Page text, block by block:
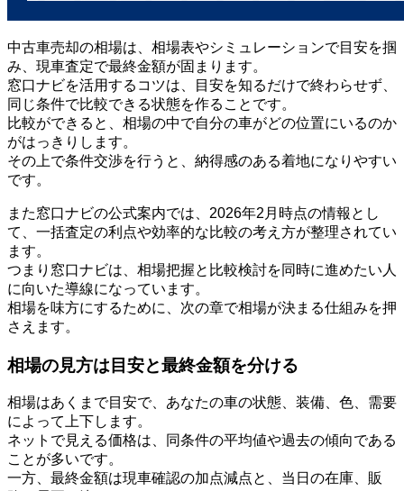
中古車売却の相場は、相場表やシミュレーションで目安を掴
み、現車査定で最終金額が固まります。
窓口ナビを活用するコツは、目安を知るだけで終わらせず、
同じ条件で比較できる状態を作ることです。
比較ができると、相場の中で自分の車がどの位置にいるのか
がはっきりします。
その上で条件交渉を行うと、納得感のある着地になりやすい
です。
また窓口ナビの公式案内では、2026年2月時点の情報とし
て、一括査定の利点や効率的な比較の考え方が整理されてい
ます。
つまり窓口ナビは、相場把握と比較検討を同時に進めたい人
に向いた導線になっています。
相場を味方にするために、次の章で相場が決まる仕組みを押
さえます。
相場の見方は目安と最終金額を分ける
相場はあくまで目安で、あなたの車の状態、装備、色、需要
によって上下します。
ネットで見える価格は、同条件の平均値や過去の傾向である
ことが多いです。
一方、最終金額は現車確認の加点減点と、当日の在庫、販